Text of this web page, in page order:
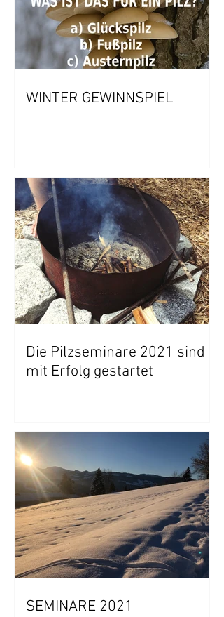
WINTER GEWINNSPIEL
Die Pilzseminare 2021 sind
mit Erfolg gestartet
SEMINARE 2021